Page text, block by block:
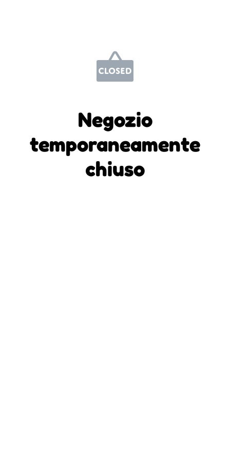
Negozio
temporaneamente
chiuso